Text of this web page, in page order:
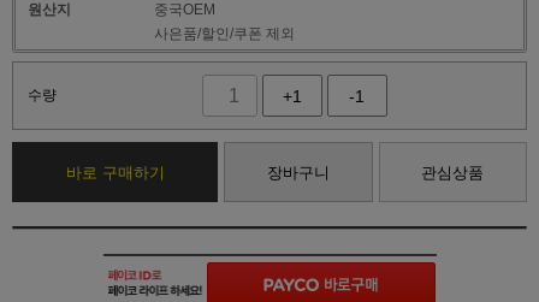
원산지
중국OEM
사은품/할인/쿠폰 제외
수량 +1 -1
바로 구매하기 장바구니 관심상품